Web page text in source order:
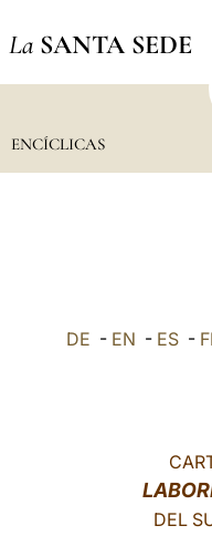
La SANTA SEDE
ENCÍCLICAS
DE - EN - ES-
DEL